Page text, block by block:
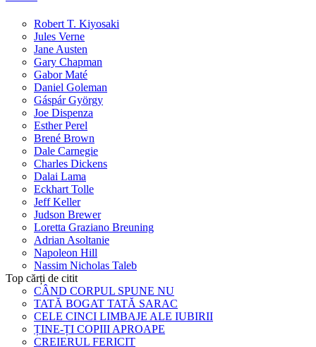
Robert T. Kiyosaki
Jules Verne
Jane Austen
Gary Chapman
Gabor Maté
Daniel Goleman
Gáspár György
Joe Dispenza
Esther Perel
Brené Brown
Dale Carnegie
Charles Dickens
Dalai Lama
Eckhart Tolle
Jeff Keller
Judson Brewer
Loretta Graziano Breuning
Adrian Asoltanie
Napoleon Hill
Nassim Nicholas Taleb
Top cărți de citit
CÂND CORPUL SPUNE NU
TATĂ BOGAT TATĂ SARAC
CELE CINCI LIMBAJE ALE IUBIRII
ȚINE-ȚI COPIII APROAPE
CREIERUL FERICIT